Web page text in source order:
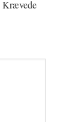
Krævede